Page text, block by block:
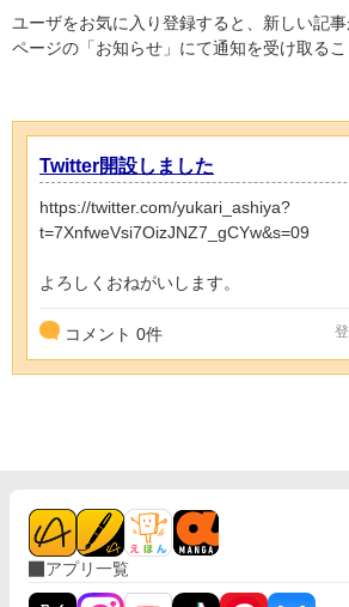
ユーザをお気に入り登録すると、新しい記
ページの「お知らせ」にて通知を受け取るこ
Twitter開設しました
https://twitter.com/yukari_ashiya?
t=7XnfweVsi7OizJNZ7_gCYw&s=09
よろしくおねがいします。
コメント 0件
アプリ一覧